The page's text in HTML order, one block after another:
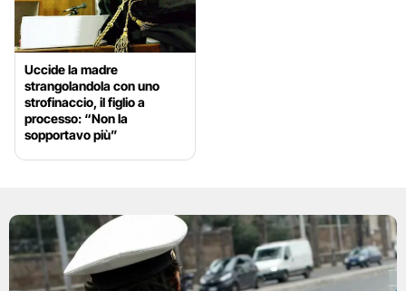
Uccide la madre
strangolandola con uno
strofinaccio, il figlio a
processo: “Non la
sopportavo più”